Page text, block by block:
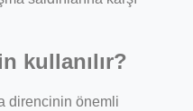
kullanılır?
direncinin önemli